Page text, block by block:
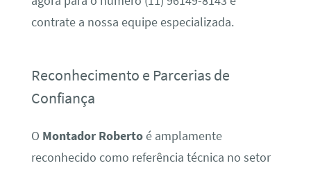
contrate a nossa equipe especializada.
Reconhecimento e Parcerias de
Confiança
O Montador Robertoé amplamente
reconhecido como referência técnica no setor